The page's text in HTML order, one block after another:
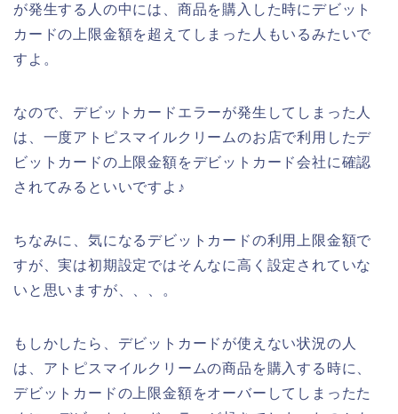
が発生する人の中には、商品を購入した時にデビット
カードの上限金額を超えてしまった人もいるみたいで
すよ。
なので、デビットカードエラーが発生してしまった人
は、一度アトピスマイルクリームのお店で利用したデ
ビットカードの上限金額をデビットカード会社に確認
されてみるといいですよ♪
ちなみに、気になるデビットカードの利用上限金額で
すが、実は初期設定ではそんなに高く設定されていな
いと思いますが、、、。
もしかしたら、デビットカードが使えない状況の人
は、アトピスマイルクリームの商品を購入する時に、
デビットカードの上限金額をオーバーしてしまったた